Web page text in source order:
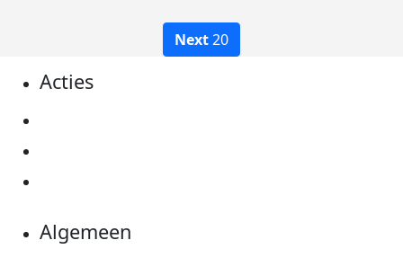
Next20
Acties
Algemeen